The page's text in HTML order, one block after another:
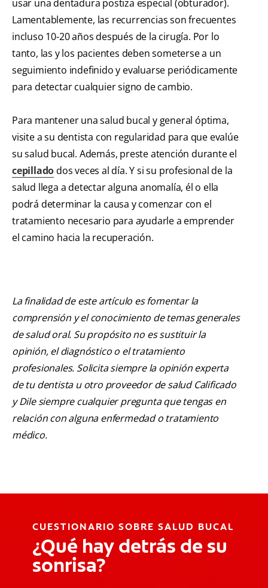
usar una dentadura postiza especial (obturador).
Lamentablemente, las recurrencias son frecuentes
incluso 10-20 años después de la cirugía. Por lo
tanto, las y los pacientes deben someterse a un
seguimiento indefinido y evaluarse periódicamente
para detectar cualquier signo de cambio.
Para mantener una salud bucal y general óptima,
visite a su dentista con regularidad para que evalúe
su salud bucal. Además, preste atención durante el
cepilladodos veces al día. Y si su profesional de la
salud llega a detectar alguna anomalía, él o ella
podrá determinar la causa y comenzar con el
tratamiento necesario para ayudarle a emprender
el camino hacia la recuperación.
La finalidad de este artículo es fomentar la
comprensión y el conocimiento de temas generales
de salud oral. Su propósito no es sustituir la
opinión, el diagnóstico o el tratamiento
profesionales. Solicita siempre la opinión experta
de tu dentista u otro proveedor de salud Calificado
y Dile siempre cualquier pregunta que tengas en
relación con alguna enfermedad o tratamiento
médico.
CUESTIONARIO SOBRE SALUD BUCAL
¿Qué hay detrás de su
sonrisa?